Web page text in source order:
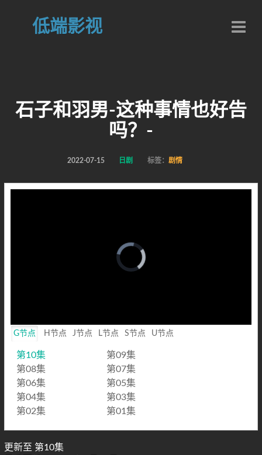
低端影视
石子和羽男-这种事情也好告
吗？-
2022-07-15 日剧 标签： 剧情
Video
Player
is
loading.
Rate
G节点 H节点 J节点 L节点 S节点 U节点
第10集
第09集
第08集
第07集
第06集
第05集
第04集
第03集
第02集
第01集
更新至 第10集